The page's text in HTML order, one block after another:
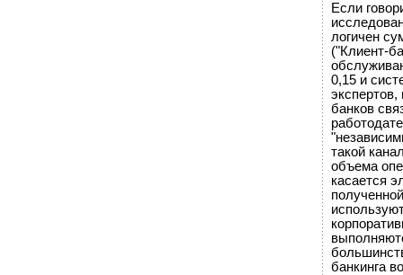
Если
логичен
("Клиент-
0,15 и
банков
такой
объема
касается
банкинга